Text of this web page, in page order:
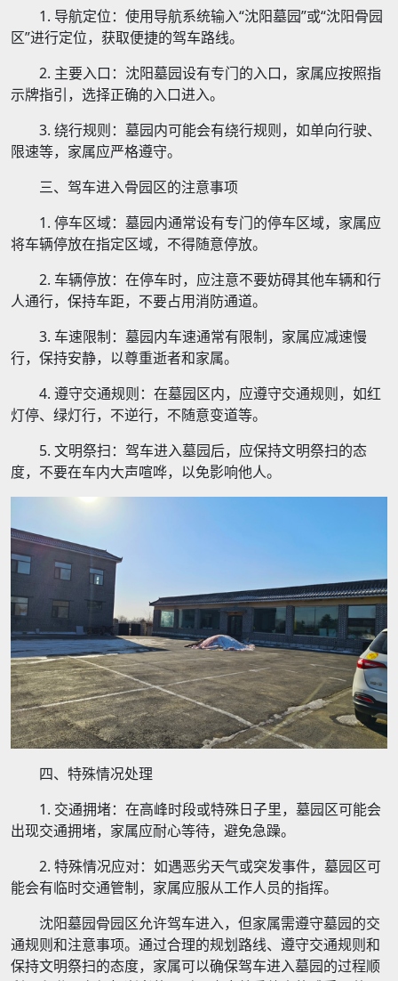
1. 导航定位：使用导航系统输入“沈阳墓园”或“沈阳骨园
区”进行定位，获取便捷的驾车路线。
2. 主要入口：沈阳墓园设有专门的入口，家属应按照指
示牌指引，选择正确的入口进入。
3. 绕行规则：墓园内可能会有绕行规则，如单向行驶、
限速等，家属应严格遵守。
三、驾车进入骨园区的注意事项
1. 停车区域：墓园内通常设有专门的停车区域，家属应
将车辆停放在指定区域，不得随意停放。
2. 车辆停放：在停车时，应注意不要妨碍其他车辆和行
人通行，保持车距，不要占用消防通道。
3. 车速限制：墓园内车速通常有限制，家属应减速慢
行，保持安静，以尊重逝者和家属。
4. 遵守交通规则：在墓园区内，应遵守交通规则，如红
灯停、绿灯行，不逆行，不随意变道等。
5. 文明祭扫：驾车进入墓园后，应保持文明祭扫的态
度，不要在车内大声喧哗，以免影响他人。
四、特殊情况处理
1. 交通拥堵：在高峰时段或特殊日子里，墓园区可能会
出现交通拥堵，家属应耐心等待，避免急躁。
2. 特殊情况应对：如遇恶劣天气或突发事件，墓园区可
能会有临时交通管制，家属应服从工作人员的指挥。
沈阳墓园骨园区允许驾车进入，但家属需遵守墓园的交
通规则和注意事项。通过合理的规划路线、遵守交通规则和
保持文明祭扫的态度，家属可以确保驾车进入墓园的过程顺